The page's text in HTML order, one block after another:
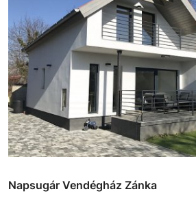
Napsugár Vendégház Zánka